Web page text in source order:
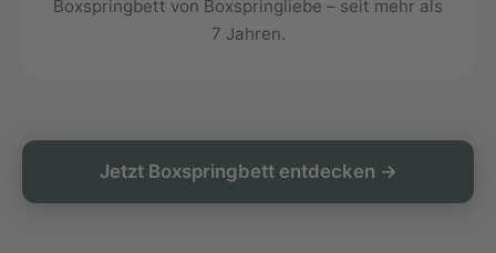
Boxspringbett von Boxspringliebe – seit mehr als
7 Jahren.
Jetzt Boxspringbett entdecken →